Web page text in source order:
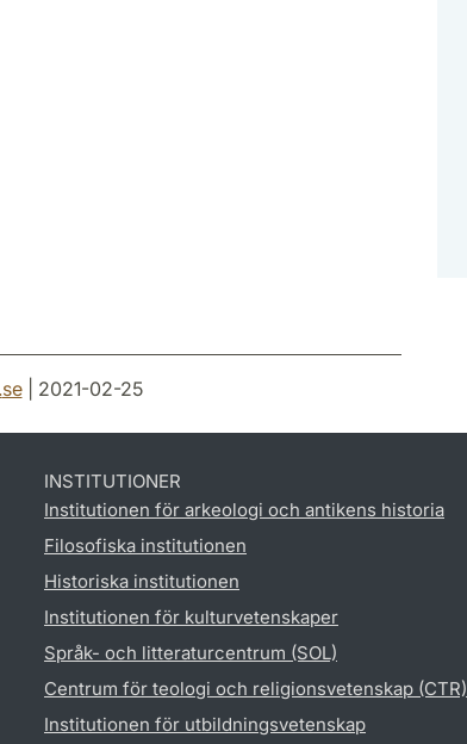
se| 2021-02-25
INSTITUTIONER
Institutionen för arkeologi och antikens historia
Filosofiska institutionen
Historiska institutionen
Institutionen för kulturvetenskaper
Språk- och litteraturcentrum (SOL)
Centrum för teologi och religionsvetenskap (CTR)
Institutionen för utbildningsvetenskap